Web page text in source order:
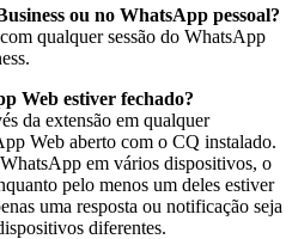
ou no WhatsApp pessoal?
qualquer sessão do WhatsApp
Web estiver fechado?
da extensão em qualquer
Web aberto com o CQ instalado.
em vários dispositivos, o
pelo menos um deles estiver
uma resposta ou notificação seja
diferentes.